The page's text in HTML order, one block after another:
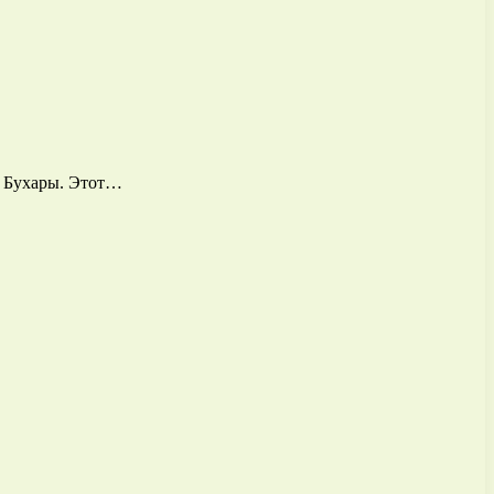
Бухары. Этот…